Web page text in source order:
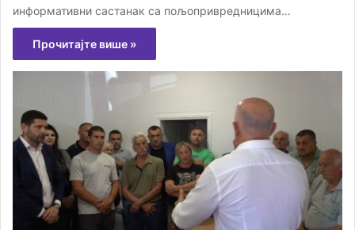
информативни састанак са пољопривредницима…
Прочитајте више »